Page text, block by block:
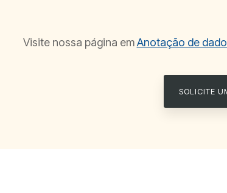
Visite nossa página emAnotação de
SOLICITE